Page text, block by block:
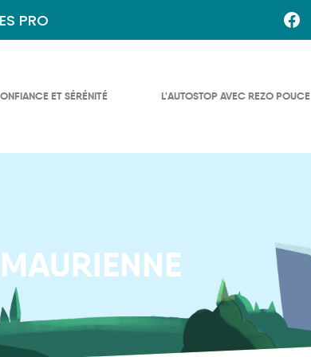
PRO
ET SÉRÉNITÉ L'AUTOSTOP AVEC REZO POUCE